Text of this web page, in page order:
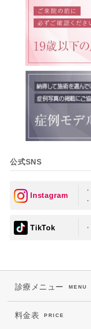
公式SNS
Instagram
TikTok
診療メニュー MENU
料金表 PRICE